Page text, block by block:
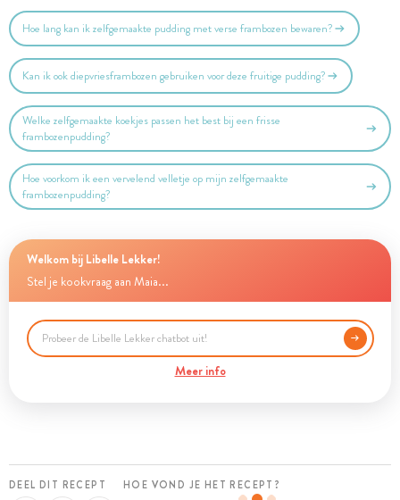
Hoe lang kan ik zelfgemaakte pudding met verse frambozen bewaren?
Kan ik ook diepvriesframbozen gebruiken voor deze fruitige pudding?
Welke zelfgemaakte koekjes passen het best bij een frisse
frambozenpudding?
Hoe voorkom ik een vervelend velletje op mijn zelfgemaakte
frambozenpudding?
Welkom bij Libelle Lekker!
Stel je kookvraag aan Maia...
Meer info
DEEL DIT RECEPT HOE VOND JE HET RECEPT?